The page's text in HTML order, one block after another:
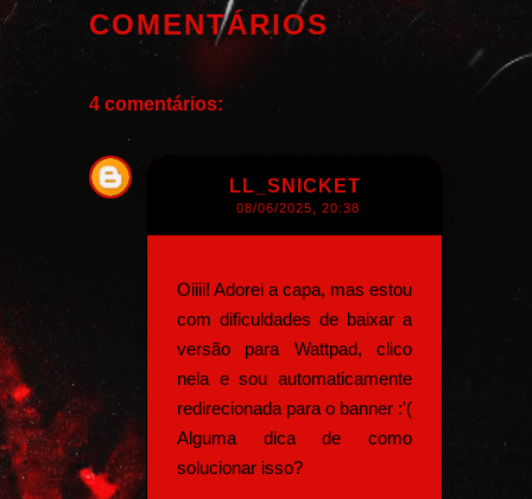
COMENTÁRIOS
4 comentários:
LL_SNICKET
08/06/2025, 20:38
Oiiii! Adorei a capa, mas estou
com dificuldades de baixar a
versão para Wattpad, clico
nela e sou automaticamente
redirecionada para o banner :'(
Alguma dica de como
solucionar isso?